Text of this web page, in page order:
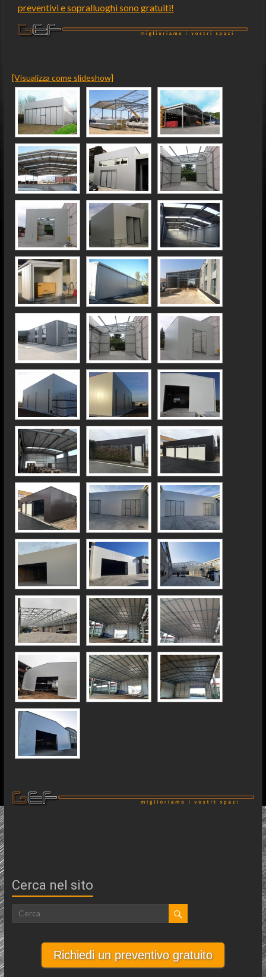
preventivi e sopralluoghi sono gratuiti!
[Visualizza come slideshow]
Cerca nel sito
Richiedi un preventivo gratuito